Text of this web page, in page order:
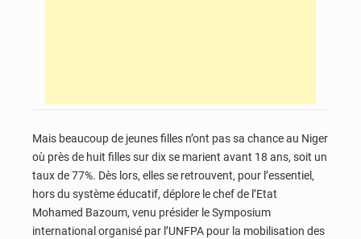
Mais beaucoup de jeunes filles n’ont pas sa chance au Niger
où près de huit filles sur dix se marient avant 18 ans, soit un
taux de 77%. Dès lors, elles se retrouvent, pour l’essentiel,
hors du système éducatif, déplore le chef de l’Etat
Mohamed Bazoum, venu présider le Symposium
international organisé par l’UNFPA pour la mobilisation des